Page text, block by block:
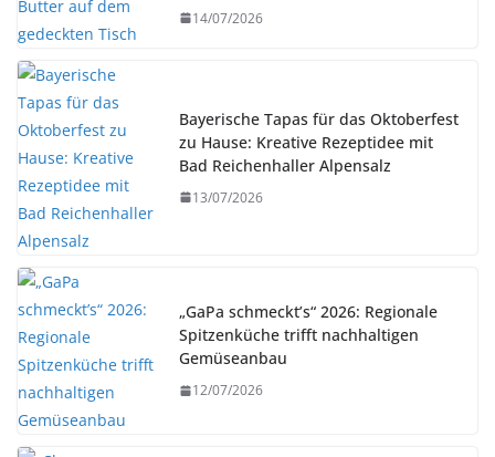
14/07/2026
Bayerische Tapas für das Oktoberfest
zu Hause: Kreative Rezeptidee mit
Bad Reichenhaller Alpensalz
13/07/2026
„GaPa schmeckt’s“ 2026: Regionale
Spitzenküche trifft nachhaltigen
Gemüseanbau
12/07/2026